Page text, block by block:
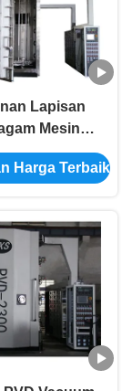
Lapisan
Mesin
PVD Multi
Untuk Sink
Harga Terbaik